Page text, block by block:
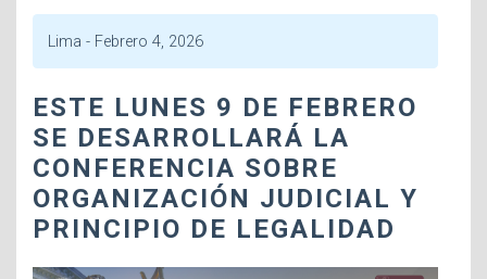
Lima - Febrero 4, 2026
ESTE LUNES 9 DE FEBRERO
SE DESARROLLARÁ LA
CONFERENCIA SOBRE
ORGANIZACIÓN JUDICIAL Y
PRINCIPIO DE LEGALIDAD